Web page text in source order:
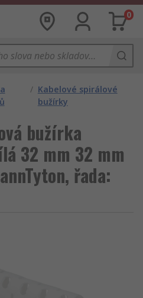
0
/ Kabelové spirálové
bužírky
bužírka
32 mm 32 mm
řada: